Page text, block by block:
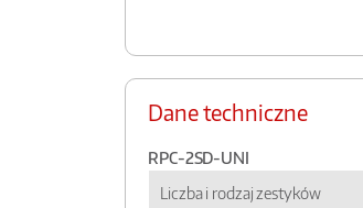
Dane techniczne
RPC-2SD-UNI
Liczba i rodzaj zestyków